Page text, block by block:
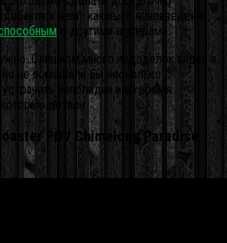
к нему какие-то нововведения,
с другими шутерами.
Слишком много недоделок видно в
не помешали бы несколько
неполадки и во время
детали.
POV Chimelong Paradise